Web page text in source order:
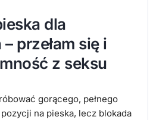
dla
przełam się i
z seksu
gorącego, pełnego
na pieska, lecz blokada